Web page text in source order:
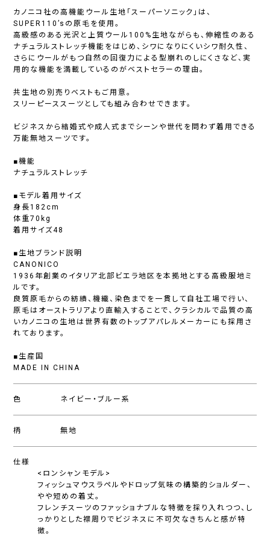
カノニコ社の高機能ウール生地「スーパーソニック」は、
SUPER110’sの原毛を使用。
高級感のある光沢と上質ウール100%生地ながらも、伸縮性のある
ナチュラルストレッチ機能をはじめ、シワになりにくいシワ耐久性、
さらにウールがもつ自然の回復力による型崩れのしにくさなど、実
用的な機能を満載しているのがベストセラーの理由。
共生地の別売りベストもご用意。
スリーピーススーツとしても組み合わせできます。
ビジネスから結婚式や成人式までシーンや世代を問わず着用できる
万能無地スーツです。
■機能
ナチュラルストレッチ
■モデル着用サイズ
身長182cm
体重70kg
着用サイズ48
■生地ブランド説明
CANONICO
1936年創業のイタリア北部ビエラ地区を本拠地とする高級服地ミ
ルです。
良質原毛からの紡績、機織、染色までを一貫して自社工場で行い、
原毛はオーストラリアより直輸入することで、クラシカルで品質の高
いカノニコの生地は世界有数のトップアパレルメーカーにも採用さ
れております。
■生産国
MADE IN CHINA
色 ネイビー・ブルー系
柄 無地
仕様
<ロンシャンモデル>
フィッシュマウスラペルやドロップ気味の構築的ショルダー、
やや短めの着丈。
フレンチスーツのファッショナブルな特徴を採り入れつつ、し
っかりとした襟周りでビジネスに不可欠なきちんと感が特
徴。